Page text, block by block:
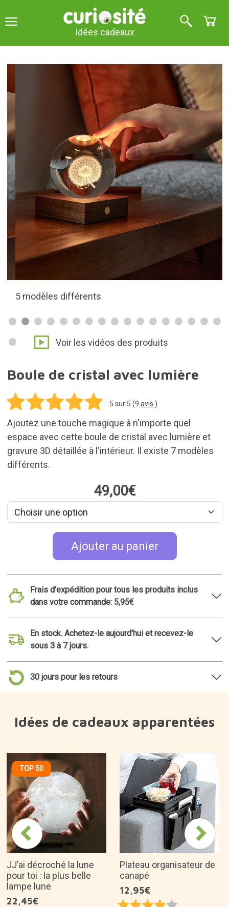
Idées cadeaux
5 modèles différents
Voir les vidéos des produits
Boule de cristal avec lumière
5 sur 5 (9 avis )
Ajoutez une touche magique à n'importe quel
espace avec cette boule de cristal avec lumière et
gravure 3D détaillée à l'intérieur. Il existe 7 modèles
différents.
49,00€
Ajouter au panier
Frais d'expédition pour tous les produits inclus
dans votre commande: 5,95€
En stock. Achetez-le aujourd'hui et recevez-le
sous 3 à 7 jours.
30 jours pour les retours
Idées de cadeaux apparentées
TOP 50
JJ’ai décroché la lune
pour toi : la plus belle
lampe lune
22,45€
Plateau organisateur de
canapé
12,95€